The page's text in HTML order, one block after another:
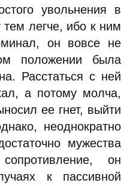
увольнения в
тем легче, ибо к ним
он вовсе не
положении была
Расстаться с ней
а потому молча,
ее гнет, выйти
неоднократно
мужества
он
к пассивной